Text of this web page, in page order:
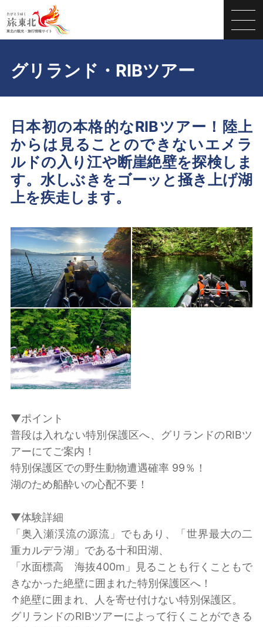
グリランド・RIBツアー
日本初の本格的なRIBツアー！陸上
からは見ることのできないエメラ
ルドの入り江や断崖絶壁を探検しま
す。水しぶきをゴーッと掻き上げ湖
上を疾走します。
▼ポイント
普段は入れない特別保護区へ、グリランドのRIBツ
アーにてご案内！
特別保護区での野生動物遭遇確率 99％！
湖のため船酔いの心配不要！
▼体験詳細
「奥入瀬渓流の源流」でもあり、「世界最大の二
重カルデラ湖」である十和田湖、
「水面標高 海抜400m」見ることも行くこともで
きなかった絶壁に囲まれた特別保護区へ！
↑絶壁に囲まれ、人を寄せ付けない特別保護区。
グリランドのRIBツアーによって行くことができる